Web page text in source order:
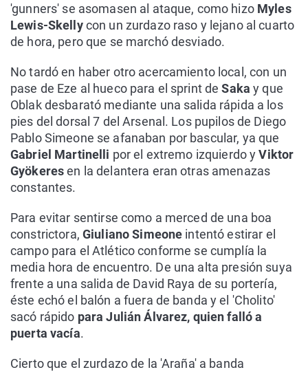
'gunners' se asomasen al ataque, como hizo Myles
Lewis-Skellycon un zurdazo raso y lejano al cuarto
de hora, pero que se marchó desviado.
No tardó en haber otro acercamiento local, con un
pase de Eze al hueco para el sprint deSakay que
Oblak desbarató mediante una salida rápida a los
pies del dorsal 7 del Arsenal. Los pupilos de Diego
Pablo Simeone se afanaban por bascular, ya que
Gabriel Martinelli por el extremo izquierdo yViktor
Gyökeresen la delantera eran otras amenazas
constantes.
Para evitar sentirse como a merced de una boa
constrictora, Giuliano Simeone intentó estirar el
campo para el Atlético conforme se cumplía la
media hora de encuentro. De una alta presión suya
frente a una salida de David Raya de su portería,
éste echó el balón a fuera de banda y el 'Cholito'
sacó rápido para Julián Álvarez, quien falló a
puerta vacía.
Cierto que el zurdazo de la 'Araña' a banda